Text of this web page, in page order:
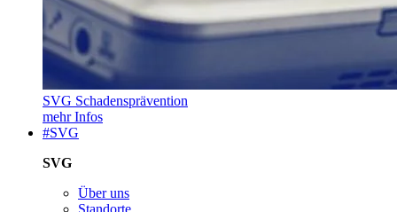
SVG Schadensprävention
mehr Infos
#SVG
SVG
Über uns
Standorte